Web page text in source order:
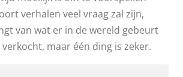
verhalen veel vraag zal zijn,
van wat er in de wereld gebeurt
maar één ding is zeker.